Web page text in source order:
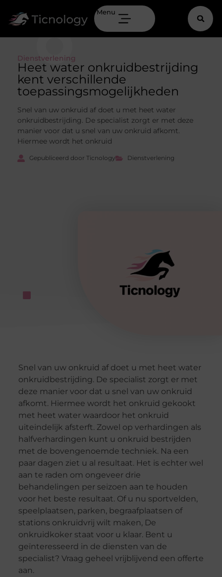
Menu
Dienstverlening
Heet water onkruidbestrijding
kent verschillende
toepassingsmogelijkheden
Snel van uw onkruid af doet u met heet water
onkruidbestrijding. De specialist zorgt er met deze
manier voor dat u snel van uw onkruid afkomt.
Hiermee wordt het onkruid
Gepubliceerd door Ticnology Dienstverlening
Snel van uw onkruid af doet u met heet water
onkruidbestrijding. De specialist zorgt er met
deze manier voor dat u snel van uw onkruid
afkomt. Hiermee wordt het onkruid gekookt
met heet water waardoor het onkruid
uiteindelijk afsterft. Zowel op verhardingen als
halfverhardingen kunt u onkruid bestrijden
met de bovengenoemde techniek. Na een
paar dagen ziet u al resultaat. Het is echter wel
aan te raden om ongeveer drie
behandelingen per seizoen aan te houden
voor het beste resultaat. Of u nu sportvelden,
speelplaatsen, parken, begraafplaatsen of
stations onkruidvrij wilt maken, De
onkruidkoker staat voor u klaar. Bent u
geïnteresseerd in de diensten van de
specialist? Vraag geheel vrijblijvend een offerte
aan.